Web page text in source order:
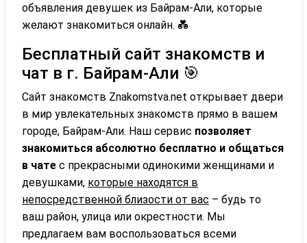
объявления девушек из Байрам-Али, которые
желают знакомиться онлайн. 💑
Бесплатный сайт знакомств и
чат в г. Байрам-Али 🎯
Сайт знакомств Znakomstva.net открывает двери
в мир увлекательных знакомств прямо в вашем
городе, Байрам-Али. Наш сервис позволяет
знакомиться абсолютно бесплатно и общаться
в чате с прекрасными одинокими женщинами и
девушками, которые находятся в
непосредственной близости от вас – будь то
ваш район, улица или окрестности. Мы
предлагаем вам воспользоваться всеми